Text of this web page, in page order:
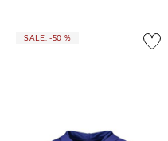
SALE: -50 %